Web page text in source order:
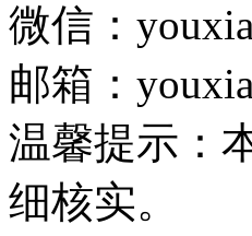
微信：
邮箱：
温馨提示：
细核实。